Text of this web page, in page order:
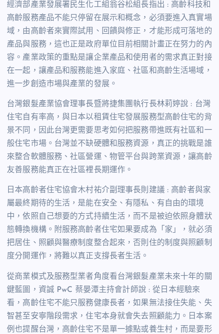
經濟部產業發展署民生化工組翁谷松組長指出 : 高齡科技和
高齡服務產品不能只停留在展示和概念，必須要進入真實場
域，由高齡者來實際試用、回饋與修正，才能形成可落地的
產品與服務，這也正是政府單位目前相關計畫正在努力的內
容。產業政策的重點是讓企業產品和使用者的需求真正對接
在一起，讓產品和服務能進入家庭、社區和高齡生活場域，
進一步創造市場與產業的發展。
台灣銀髮產業協會理事長暨將捷集團執行長林莉婷說 : 台灣
住宅自有率高，與日本以租賃住宅發展服務型高齡住宅的背
景不同，因此台灣更需要思考如何把服務帶進既有社區和一
般住宅市場。台灣並不缺硬體和服務資源，真正的挑戰是誰
來整合軟體服務、社區營運、物管平台與跨業資源，讓高齡
友善服務能真正在社區裡長期運作。
日本高齡者住宅協會木村祐介副理事長則建議 : 高齡者與家
屬最終期待的生活，是能在安全、有隱私、有自由的環境
中，依照自己想要的方式持續生活，而不是被迫依照身體狀
態轉換機構。附服務高齡者住宅如果要成為「家」，就必須
把居住、照顧與醫療制度整合起來，否則住的制度與照顧制
度分開運作，將難以真正支撐長者生活。
從商業模式及服務型業者角度看台灣銀髮產業未來十年的關
鍵藍圖，資誠 PwC 蔡晏潭主持會計師說 : 從日本經驗來
看，高齡住宅不能只服務健康長者，如果無法接住失能、失
智甚至安寧階段需求，住宅本身就會失去照顧能力。日本案
例也提醒台灣，高齡住宅不是單一據點或養生村，而是要形